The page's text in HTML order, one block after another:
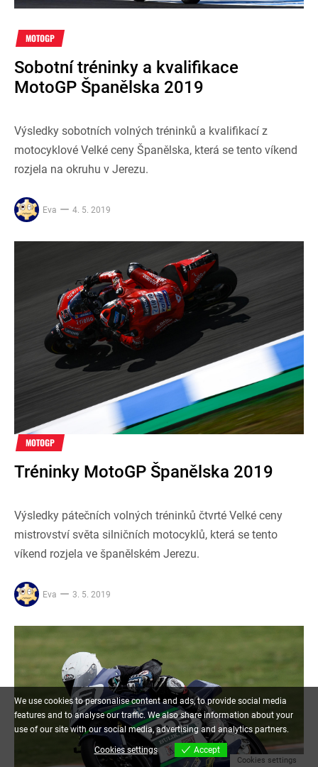
MOTOGP
Sobotní tréninky a kvalifikace
MotoGP Španělska 2019
Výsledky sobotních volných tréninků a kvalifikací z
motocyklové Velké ceny Španělska, která se tento víkend
rozjela na okruhu v Jerezu.
Eva 4. 5. 2019
MOTOGP
Tréninky MotoGP Španělska 2019
Výsledky pátečních volných tréninků čtvrté Velké ceny
mistrovství světa silničních motocyklů, která se tento
víkend rozjela ve španělském Jerezu.
Eva 3. 5. 2019
We use cookies to personalise content and ads, to provide social media
features and to analyse our traffic. We also share information about your
use of our site with our social media, advertising and analytics partners.
Cookies settings Accept
Cookies settings